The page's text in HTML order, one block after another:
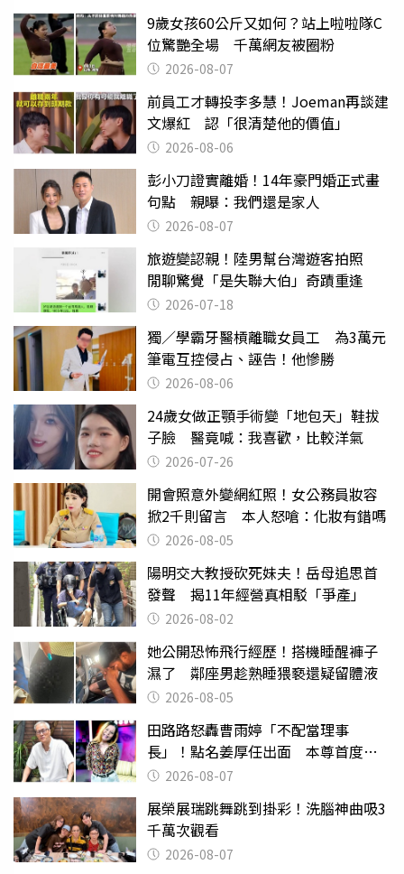
9歲女孩60公斤又如何？站上啦啦隊C
位驚艷全場 千萬網友被圈粉
2026-08-07
前員工才轉投李多慧！Joeman再談建
文爆紅 認「很清楚他的價值」
2026-08-06
彭小刀證實離婚！14年豪門婚正式畫
句點 親曝：我們還是家人
2026-08-07
旅遊變認親！陸男幫台灣遊客拍照
閒聊驚覺「是失聯大伯」奇蹟重逢
2026-07-18
獨／學霸牙醫槓離職女員工 為3萬元
筆電互控侵占、誣告！他慘勝
2026-08-06
24歲女做正顎手術變「地包天」鞋拔
子臉 醫竟喊：我喜歡，比較洋氣
2026-07-26
開會照意外變網紅照！女公務員妝容
掀2千則留言 本人怒嗆：化妝有錯嗎
2026-08-05
陽明交大教授砍死妹夫！岳母追思首
發聲 揭11年經營真相駁「爭產」
2026-08-02
她公開恐怖飛行經歷！搭機睡醒褲子
濕了 鄰座男趁熟睡猥褻還疑留體液
2026-08-05
田路路怒轟曹雨婷「不配當理事
長」！點名姜厚任出面 本尊首度回
應了2026-08-07
展榮展瑞跳舞跳到掛彩！洗腦神曲吸3
千萬次觀看
2026-08-07